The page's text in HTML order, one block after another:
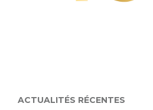
ACTUALITÉS RÉCENTES